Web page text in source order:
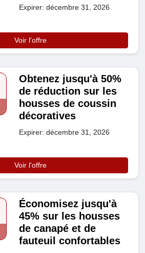
Expirer: décembre 31, 2026
Voir l'offre
Obtenez jusqu'à 50%
de réduction sur les
housses de coussin
décoratives
Expirer: décembre 31, 2026
Voir l'offre
Économisez jusqu'à
45% sur les housses
de canapé et de
fauteuil confortables